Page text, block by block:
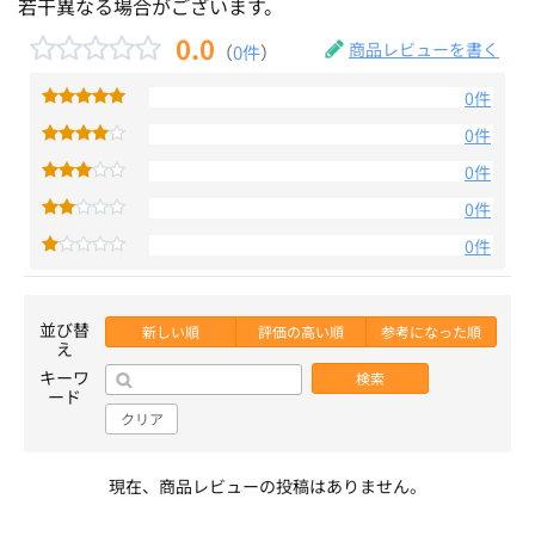
若干異なる場合がございます。
0.0 （0件） 商品レビューを書く
0件
0件
0件
0件
0件
並び替
え
新しい順 評価の高い順 参考になった順
キーワ
ード
検索
クリア
現在、商品レビューの投稿はありません。